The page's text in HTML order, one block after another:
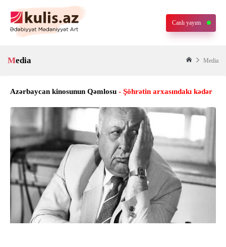
Canlı yayım
Media Media
Azərbaycan kinosunun Qəmlosu - Şöhrətin arxasındakı kədər